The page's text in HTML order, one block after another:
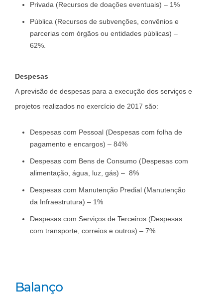
Privada (Recursos de doações eventuais) – 1%
Pública (Recursos de subvenções, convênios e
parcerias com órgãos ou entidades públicas) –
62%.
Despesas
A previsão de despesas para a execução dos serviços e
projetos realizados no exercício de 2017 são:
Despesas com Pessoal (Despesas com folha de
pagamento e encargos) – 84%
Despesas com Bens de Consumo (Despesas com
alimentação, água, luz, gás) – 8%
Despesas com Manutenção Predial (Manutenção
da Infraestrutura) – 1%
Despesas com Serviços de Terceiros (Despesas
com transporte, correios e outros) – 7%
Balanço